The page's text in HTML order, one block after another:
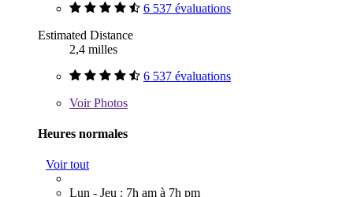
6 537 évaluations
Estimated Distance
2,4 milles
6 537 évaluations
VoirPhotos
Heures normales
Voir tout
Lun - Jeu : 7h am à 7h pm